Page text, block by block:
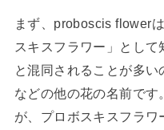
まず、proboscis flower
スキスフラワー」とし
と混同されることが多い
などの他の花の名前で
が、プロボスキスフラ